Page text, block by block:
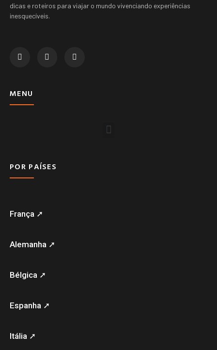
dicas e roteiros para viajar o mundo vivenciando experiências
inesquecíveis.
MENU
POR PAÍSES
França ➚
Alemanha ➚
Bélgica ➚
Espanha ➚
Itália ➚